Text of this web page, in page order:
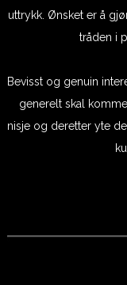
uttrykk. Ønsket er å
tråden i
Bevisst og genuin
generelt skal
nisje og deretter yte